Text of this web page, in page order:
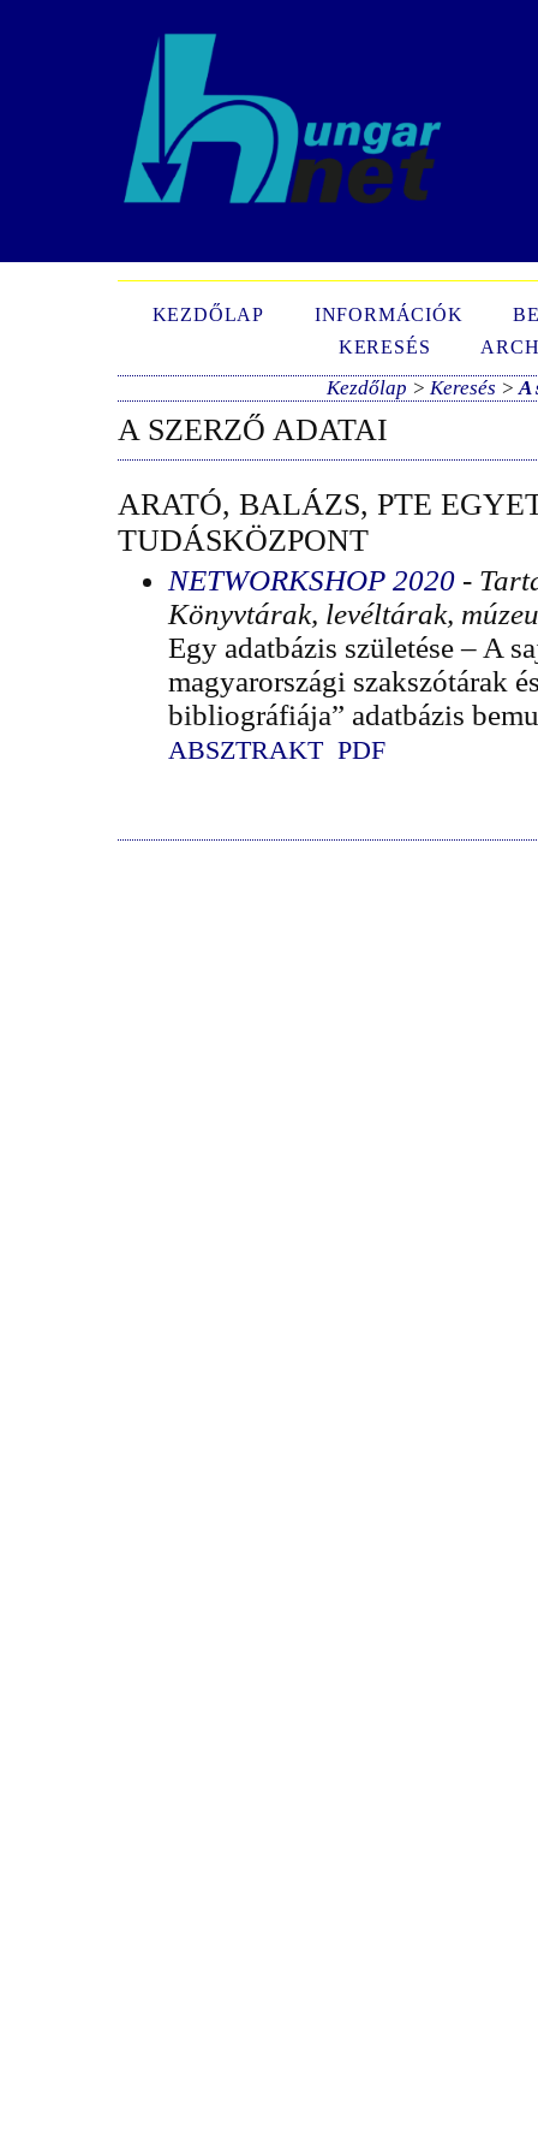
KEZDŐLAP INFORMÁCIÓK
KERESÉS
Kezdőlap >Keresés >A
A SZERZŐ ADATAI
ARATÓ, BALÁZS, PTE
TUDÁSKÖZPONT
NETWORKSHOP 2020 -
Könyvtárak, levéltárak,
Egy adatbázis születése – A
magyarországi szakszótárak
bibliográfiája” adatbázis
ABSZTRAKT PDF